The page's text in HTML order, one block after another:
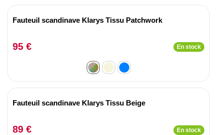
Fauteuil scandinave Klarys Tissu Patchwork
95 € En stock
Fauteuil scandinave Klarys Tissu Beige
89 € En stock